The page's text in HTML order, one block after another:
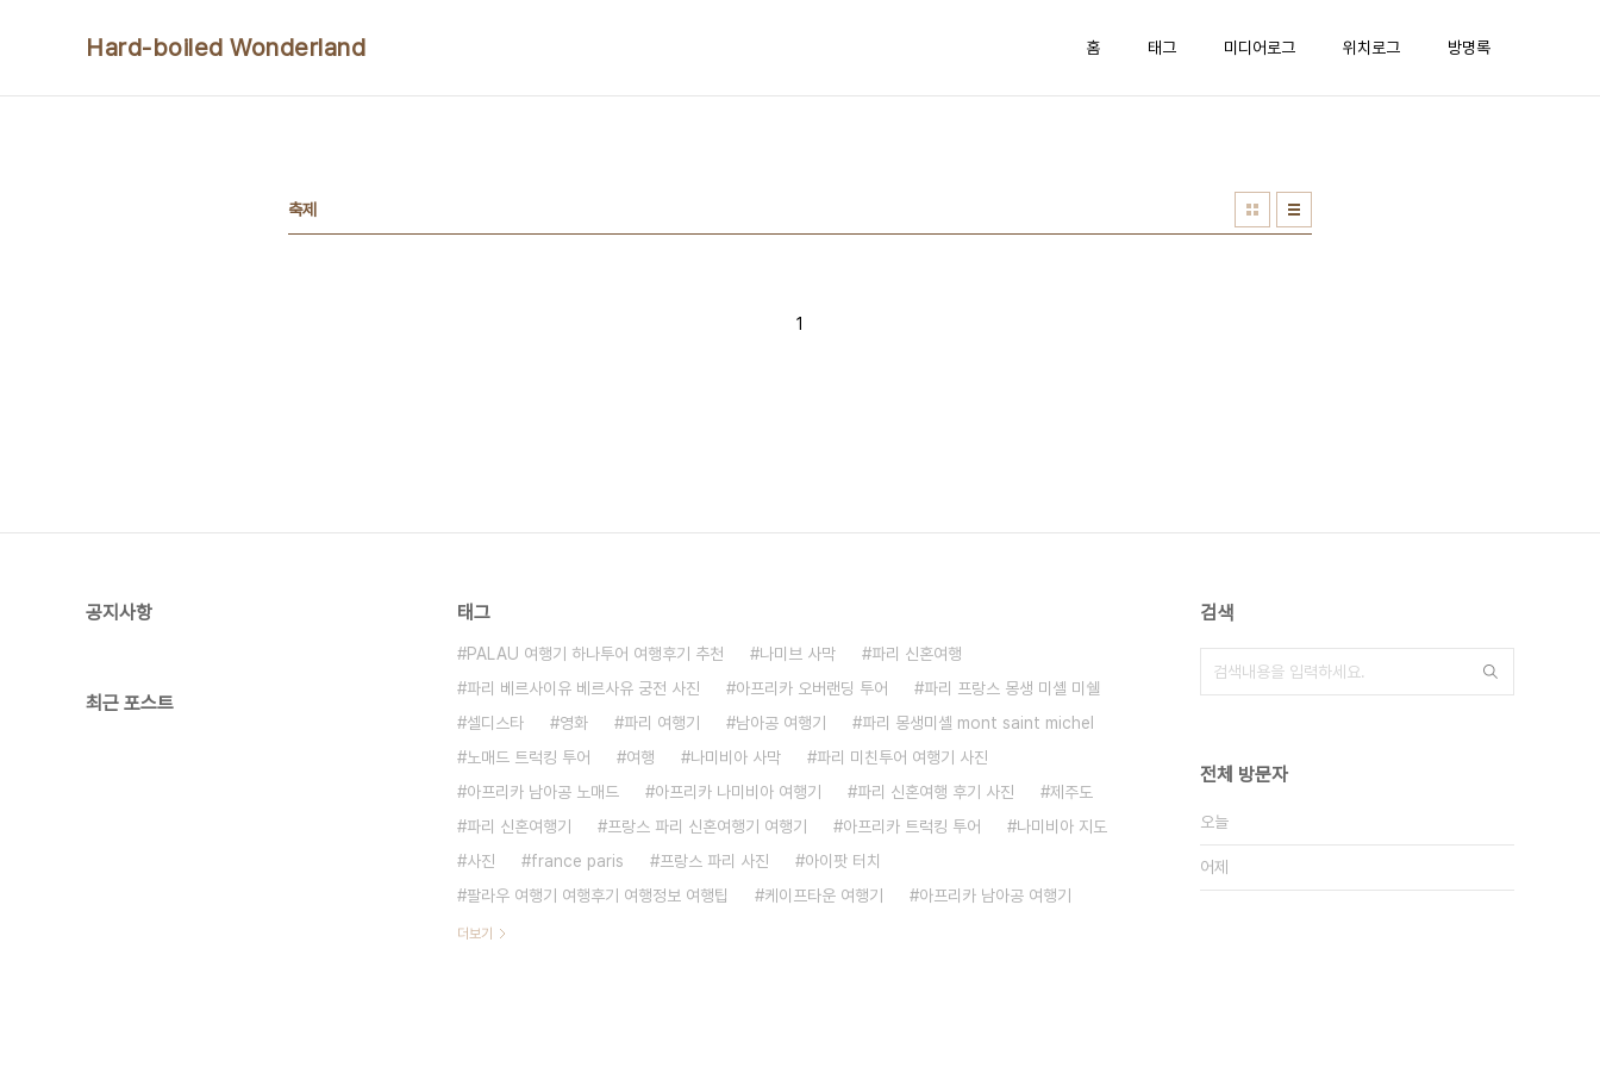
Hard-boiled Wonderland 홈 태그 미디어로그 위치로그 방명록
축제
1
공지사항
최근 포스트
태그
PALAU 여행기 하나투어 여행후기 추천 나미브 사막
파리 신혼여행
파리 베르사이유 베르사유 궁전 사진
아프리카 오버랜딩 투어
파리 프랑스 몽생 미셸 미쉘
셀디스타
영화 파리 여행기 남아공 여행기
파리 몽생미셸 mont saint michel
노매드 트럭킹 투어
여행 나미비아 사막
파리 미친투어 여행기 사진
아프리카 남아공 노매드
아프리카 나미비아 여행기 파리 신혼여행 후기 사진
제주도
파리 신혼여행기
프랑스 파리 신혼여행기 여행기 아프리카 트럭킹 투어
나미비아 지도
사진
france paris 프랑스 파리 사진
아이팟 터치
팔라우 여행기 여행후기 여행정보 여행팁
케이프타운 여행기 아프리카 남아공 여행기
더보기
검색
전체 방문자
오늘
어제